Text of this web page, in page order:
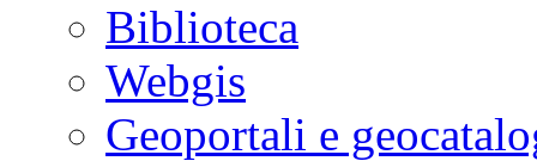
Biblioteca
Webgis
Geoportali e